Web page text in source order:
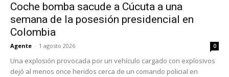
Coche bomba sacude a Cúcuta a una
semana de la posesión presidencial en
Colombia
Agente - 1 agosto 2026 0
Una explosión provocada por un vehículo cargado con explosivos
dejó al menos once heridos cerca de un comando policial en